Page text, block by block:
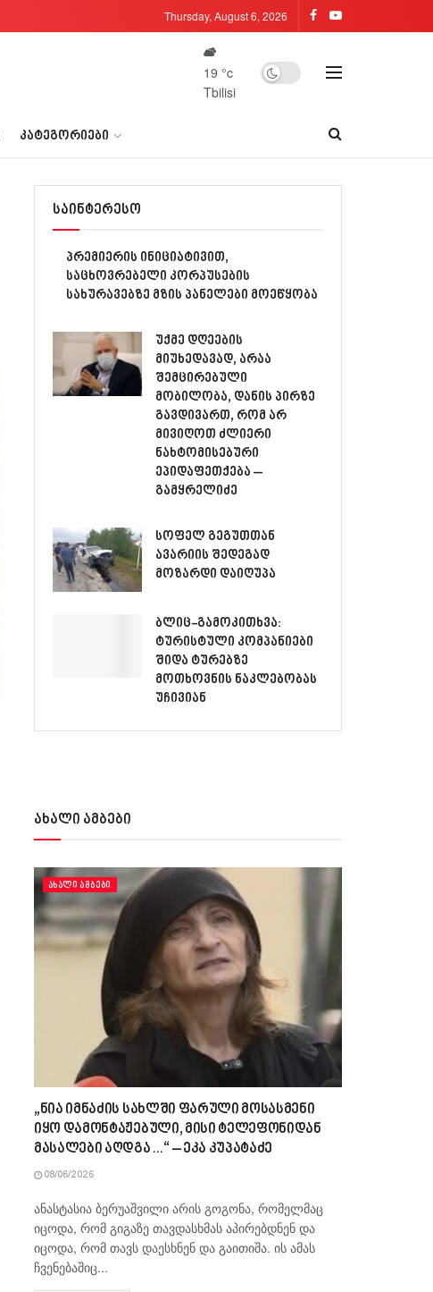
Thursday, August 6, 2026
19 °c
Tbilisi
ᲙᲐᲢᲔᲒᲝᲠᲘᲔᲑᲘ
საინტერესო
პრემიერის ინიციატივით,
საცხოვრებელი კორპუსების
სახურავებზე მზის პანელები მოეწყობა
უქმე დღეების
მიუხედავად, არაა
შემცირებული
მობილობა, დანის პირზე
გავდივართ, რომ არ
მივიღოთ ძლიერი
ნახტომისებური
ეპიდაფეთქება –
გამყრელიძე
სოფელ გეგუთთან
ავარიის შედეგად
მოზარდი დაიღუპა
ბლიც-გამოკითხვა:
ტურისტული კომპანიები
შიდა ტურებზე
მოთხოვნის ნაკლებობას
უჩივიან
ახალი ამბები
ᲐᲮᲐᲚᲘ ᲐᲛᲑᲔᲑᲘ
„ნია იმნაძის სახლში ფარული მოსასმენი
იყო დამონტაჟებული, მისი ტელეფონიდან
მასალები აღდგა…“ – ეკა კუპატაძე
08/06/2026
ანასტასია ბერუაშვილი არის გოგონა, რომელმაც
იცოდა, რომ გიგაზე თავდასხმას აპირებდნენ და
იცოდა, რომ თავს დაესხნენ და გაითიშა. ის ამას
ჩვენებაშიც...